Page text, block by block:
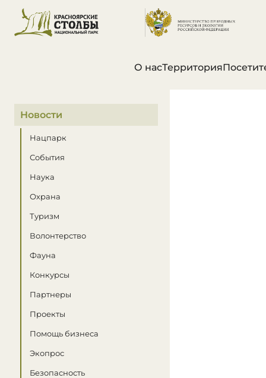
О насТерритория
В этом разделе
Новости
Нацпарк
События
Наука
Охрана
Туризм
Волонтерство
Фауна
Конкурсы
Партнеры
Проекты
Помощь бизнеса
Экопрос
Безопасность